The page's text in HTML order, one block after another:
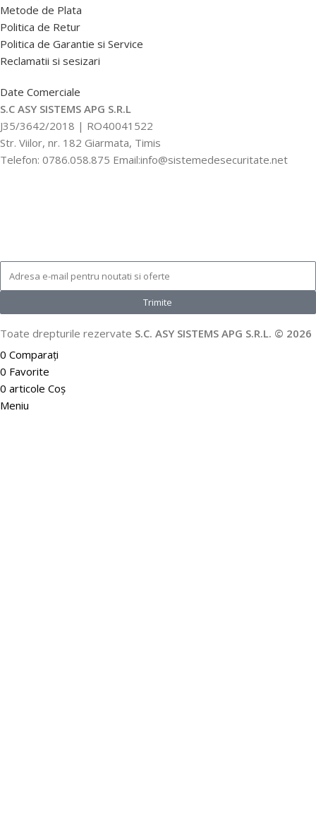
Metode de Plata
Politica de Retur
Politica de Garantie si Service
Reclamatii si sesizari
Date Comerciale
S.C ASY SISTEMS APG S.R.L
J35/3642/2018 | RO40041522
Str. Viilor, nr. 182 Giarmata, Timis
Telefon: 0786.058.875 Email:info@sistemedesecuritate.net
Trimite
Toate drepturile rezervate S.C. ASY SISTEMS APG S.R.L. © 2026
0 Comparați
0 Favorite
0 articole Coș
Meniu